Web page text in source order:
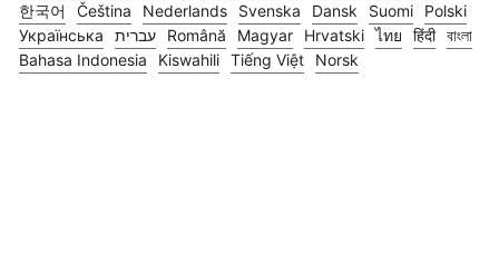
한국어
Čeština Nederlands Svenska Dansk Suomi
Polski
Українська
עברית Română Magyar Hrvatski ไทย हिंदी বাংলা
Bahasa Indonesia
Kiswahili Tiếng Việt Norsk